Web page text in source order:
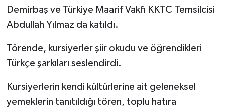
Demirbaş ve Türkiye Maarif Vakfı KKTC Temsilcisi
Abdullah Yılmaz da katıldı.
Törende, kursiyerler şiir okudu ve öğrendikleri
Türkçe şarkıları seslendirdi.
Kursiyerlerin kendi kültürlerine ait geleneksel
yemeklerin tanıtıldığı tören, toplu hatıra